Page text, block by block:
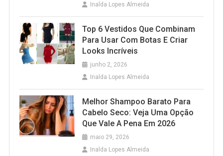
Inalda Lopes Almeida
Top 6 Vestidos Que Combinam
Para Usar Com Botas E Criar
Looks Incríveis
junho 2, 2026
Inalda Lopes Almeida
Melhor Shampoo Barato Para
Cabelo Seco: Veja Uma Opção
Que Vale A Pena Em 2026
maio 29, 2026
Inalda Lopes Almeida